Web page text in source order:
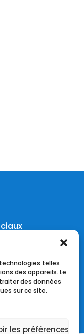
telles
des appareils. Le
des données
sur ce site.
les préférences